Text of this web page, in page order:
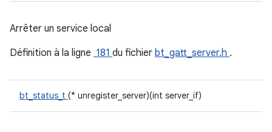
Arrêter un service local
Définition à la ligne 181 du fichier bt_gatt_server.h .
bt_status_t (* unregister_server)(int server_if)